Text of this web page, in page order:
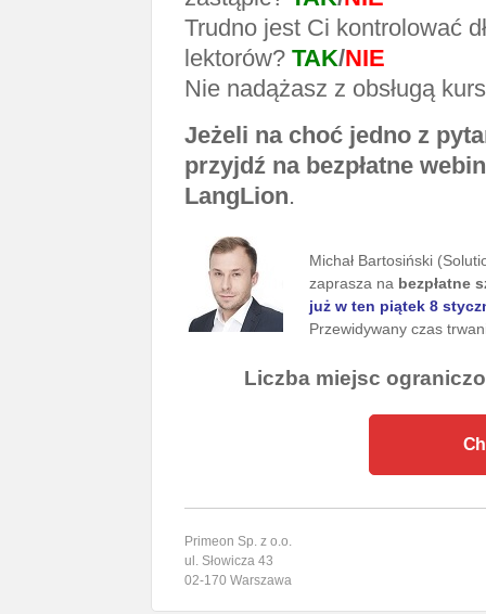
Trudno jest Ci kontrolować
lektorów? TAK/NIE
Nie nadążasz z obsługą
Jeżeli na choć jedno z
przyjdź na bezpłatne
LangLion.
Michał Bartosiński
zaprasza na bezpłatne
już w ten piątek 8
Przewidywany czas
Liczba miejsc
Primeon Sp. z o.o.
ul. Słowicza 43
02-170 Warszawa